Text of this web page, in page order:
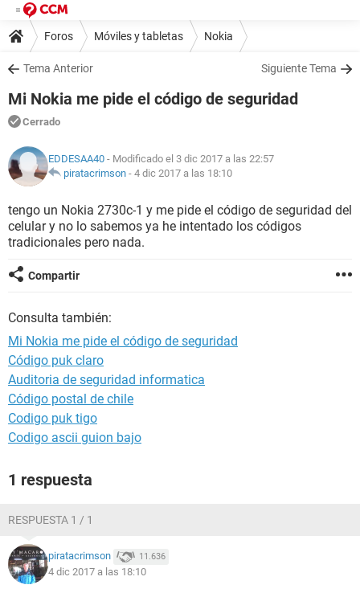
Foros Móviles y tabletas Nokia
Tema Anterior Siguiente Tema
Mi Nokia me pide el código de seguridad
Cerrado
EDDESAA40 - Modificado el 3 dic 2017 a las 22:57
piratacrimson - 4 dic 2017 a las 18:10
tengo un Nokia 2730c-1 y me pide el código de seguridad del
celular y no lo sabemos ya he intentado los códigos
tradicionales pero nada.
Compartir
Consulta también:
Mi Nokia me pide el código de seguridad
Código puk claro
Auditoria de seguridad informatica
Código postal de chile
Codigo puk tigo
Codigo ascii guion bajo
1 respuesta
RESPUESTA 1 / 1
piratacrimson 11.636
4 dic 2017 a las 18:10